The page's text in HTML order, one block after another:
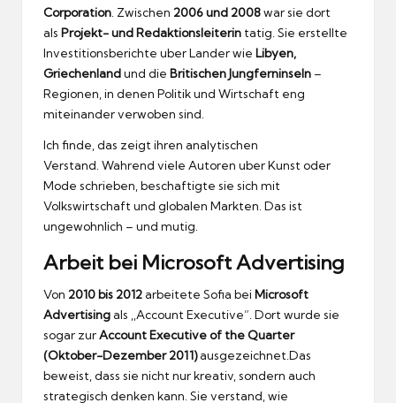
Corporation Zwischen 2006 und 2008war sie dort
als Projekt- und Redaktionsleiterin tatig. Sie erstellte
Investitionsberichte uber Lander wie Libyen,
Griechenlandund die Britischen Jungferninseln –
Regionen, in denen Politik und Wirtschaft eng
miteinander verwoben sind.
Ich finde, das zeigt ihren analytischen
Verstand. Wahrend viele Autoren uber Kunst oder
Mode schrieben, beschaftigte sie sich mit
Volkswirtschaft und globalen Markten. Das ist
ungewohnlich – und mutig.
Arbeit bei Microsoft Advertising
Von 2010 bis 2012arbeitete Sofia beiMicrosoft
Advertisingals ,,Account Executive”. Dort wurde sie
sogar zurAccount Executive of the Quarter
(Oktober-Dezember 2011)ausgezeichnet. Das
beweist, dass sie nicht nur kreativ, sondern auch
strategisch denken kann. Sie verstand, wie